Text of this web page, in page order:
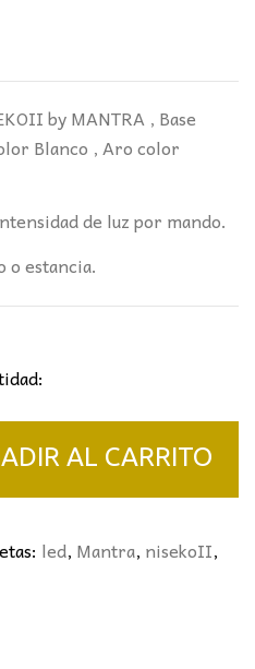
by MANTRA , Base
Blanco , Aro color
de luz por mando.
o estancia.
AL CARRITO
led, Mantra, nisekoII,